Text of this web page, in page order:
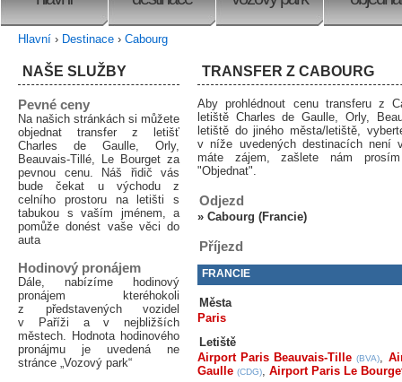
Hlavní › Destinace › Cabourg
TRANSFER Z CABOURG
Aby prohlédnout cenu transferu z
letiště Charles de Gaulle, Orly,
letiště do jiného města/letiště,
v níže uvedených destinacích není
máte zájem, zašlete nám
"Objednat".
Odjezd
» Cabourg (Francie)
Příjezd
FRANCIE
Města
Paris
Letiště
Airport Paris Beauvais-Tille (BVA),
Gaulle (CDG), Airport Paris Le
NAŠE SLUŽBY
Pevné ceny
Na našich stránkách si můžete
objednat transfer z letišť
Charles de Gaulle, Orly,
Beauvais-Tillé, Le Bourget za
pevnou cenu. Náš řidič vás
bude čekat u východu z
celního prostoru na letišti s
tabukou s vaším jménem, a
pomůže donést vaše věci do
auta
Hodinový pronájem
Dále, nabízíme hodinový
pronájem kteréhokoli
z představených vozidel
v Paříži a v nejbližších
městech. Hodnota hodinového
pronájmu je uvedená ne
stránce „Vozový park“